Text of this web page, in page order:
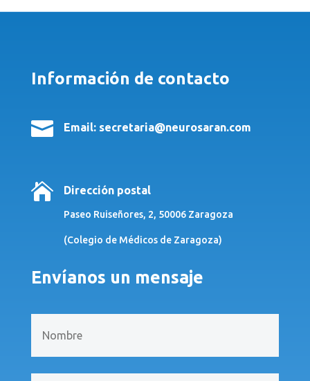
Información de contacto
 Email: secretaria@neurosaran.com
 Dirección postal
Paseo Ruiseñores, 2, 50006 Zaragoza
(Colegio de Médicos de Zaragoza)
Envíanos un mensaje